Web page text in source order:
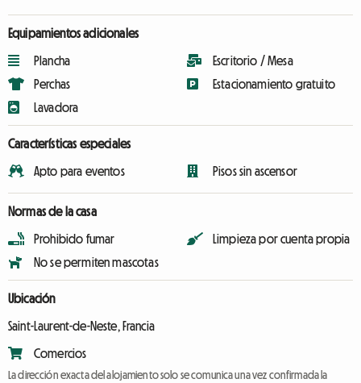
Equipamientos adicionales
Plancha
Perchas
Lavadora
Escritorio / Mesa
Estacionamiento gratuito
Características especiales
Apto para eventos Pisos sin ascensor
Normas de la casa
Prohibido fumar
No se permiten mascotas
Limpieza por cuenta propia
Ubicación
Saint-Laurent-de-Neste, Francia
Comercios
La dirección exacta del alojamiento solo se comunica una vez confirmada la